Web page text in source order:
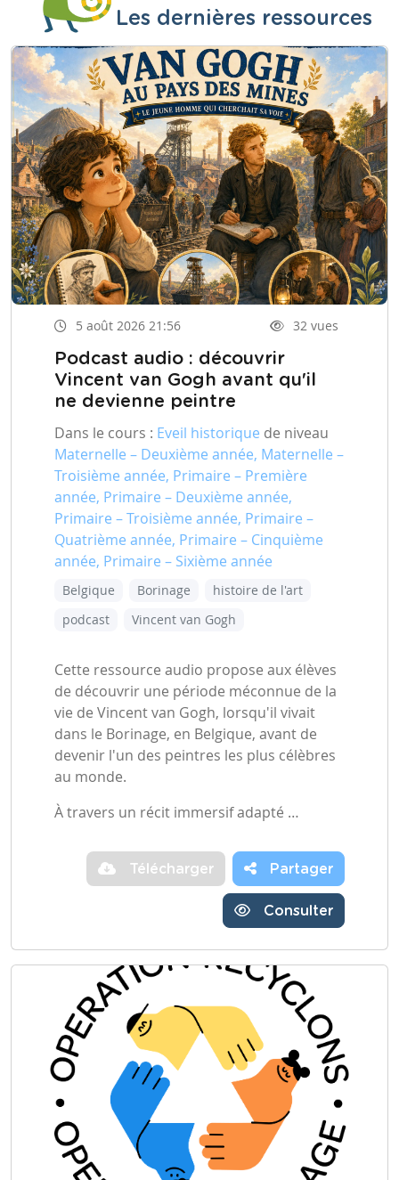
Les dernières ressources
5 août 2026 21:56 32 vues
Podcast audio : découvrir
Vincent van Gogh avant qu'il
ne devienne peintre
Dans le cours : Eveil historique de niveau
Maternelle – Deuxième année, Maternelle –
Troisième année, Primaire – Première
année, Primaire – Deuxième année,
Primaire – Troisième année, Primaire –
Quatrième année, Primaire – Cinquième
année, Primaire – Sixième année
Belgique Borinage
histoire de l'art
podcast
Vincent van Gogh
Cette ressource audio propose aux élèves
de découvrir une période méconnue de la
vie de Vincent van Gogh, lorsqu'il vivait
dans le Borinage, en Belgique, avant de
devenir l'un des peintres les plus célèbres
au monde.
À travers un récit immersif adapté …
Télécharger Partager
Consulter